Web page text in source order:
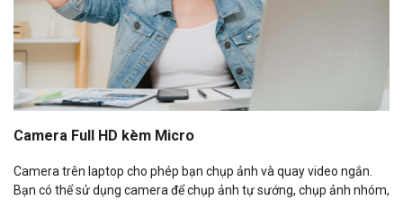
Camera Full HD kèm Micro
Camera trên laptop cho phép bạn chụp ảnh và quay video ngắn.
Bạn có thể sử dụng camera để chụp ảnh tự sướng, chụp ảnh nhóm,